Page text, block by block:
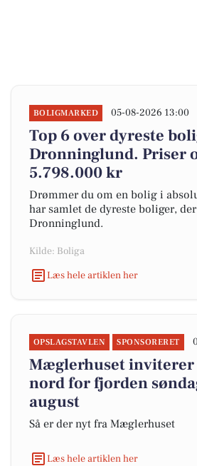
BOLIGMARKED 05-08-2026 13:00
Top 6 over dyreste
Dronninglund. Priser
5.798.000 kr
Drømmer du om en bolig i
har samlet de dyreste boliger,
Dronninglund.
Kilde: Boliga
Læs hele artiklen her
OPSLAGSTAVLEN SPONSORERET
Mæglerhuset inviterer
nord for fjorden
august
Så er der nyt fra Mæglerhuset
Læs hele artiklen her